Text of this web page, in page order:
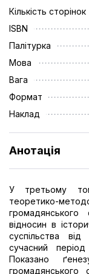
Кількість сторінок
ISBN
Палітурка
Мова
Вага
Формат
Наклад
Анотація
У третьому
теоретико-
відносин в
суспільства
сучасний період
Показано
громадянського